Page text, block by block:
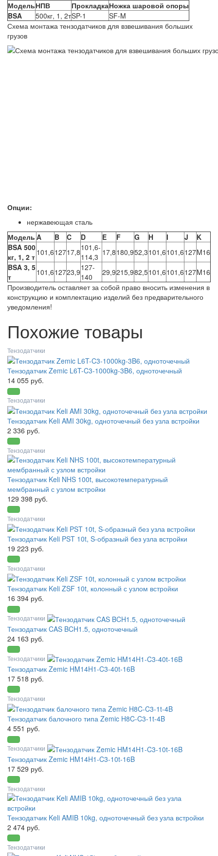
МодельНПВ ПрокладкаНожка шаровой опоры
BSA
500кг, 1, 2тSP-1
SF-M
Схема монтажа тензодатчиков для взвешивания больших
грузов
Опции:
нержавеющая сталь
Модель A B C D E F G H I J
K
BSA 500
кг, 1, 2 т 101,612717,8101,6-
114,3 17,8180,952,3101,6101,6127M16
BSA 3, 5
т
101,612723,9127-
140
29,9215,982,5101,6101,6127M16
Производитель оставляет за собой право вносить изменения в
конструкцию и комплектацию изделий без предварительного
уведомления!
Похожие товары
Тензодатчики
Тензодатчик Zemic L6T-C3-1000kg-3B6, одноточечный
14 055 руб.
Тензодатчики
Тензодатчик Keli AMI 30kg, одноточечный без узла встройки
2 336 руб.
Тензодатчики
Тензодатчик Keli NHS 100t, высокотемпературный
мембранный с узлом встройки
129 398 руб.
Тензодатчики
Тензодатчик Keli PST 10t, S-образный без узла встройки
19 223 руб.
Тензодатчики
Тензодатчик Keli ZSF 10t, колонный с узлом встройки
16 394 руб.
Тензодатчики
Тензодатчик CAS BCH1.5, одноточечный
24 163 руб.
Тензодатчики
Тензодатчик Zemic HM14H1-C3-40t-16B
17 518 руб.
Тензодатчики
Тензодатчик балочного типа Zemic H8C-C3-1t-4B
4 551 руб.
Тензодатчики
Тензодатчик Zemic HM14H1-C3-10t-16B
17 529 руб.
Тензодатчики
Тензодатчик Keli AMIB 10kg, одноточечный без узла встройки
2 474 руб.
Тензодатчики